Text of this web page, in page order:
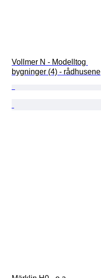
Vollmer N - Modelltog
bygninger (4) - rådhusene